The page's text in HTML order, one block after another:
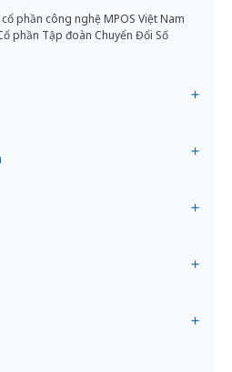
phần công nghệ MPOS Việt Nam
phần Tập đoàn Chuyển Đổi Số